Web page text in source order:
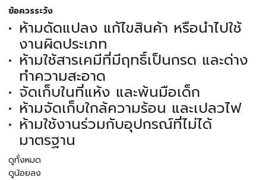
ข้อควรระวัง
ห้ามดัดแปลง แก้ไขสินค้า หรือนำไปใช้
งานผิดประเภท
ห้ามใช้สารเคมีที่มีฤทธิ์เป็นกรด และด่าง
ทำความสะอาด
จัดเก็บในที่แห้ง และพ้นมือเด็ก
ห้ามจัดเก็บใกล้ความร้อน และเปลวไฟ
ห้ามใช้งานร่วมกับอุปกรณ์ที่ไม่ได้
มาตรฐาน
ดูทั้งหมด
ดูน้อยลง